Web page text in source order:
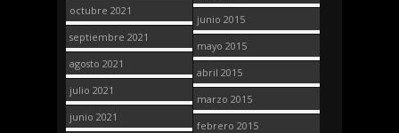
octubre 2021
septiembre 2021
agosto 2021
julio 2021
junio 2021
junio 2015
mayo 2015
abril 2015
marzo 2015
febrero 2015